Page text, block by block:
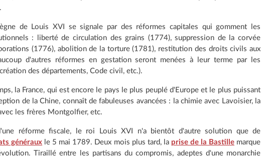
de Louis XVI se signale par des réformes capitales qui gomment les
: liberté de circulation des grains (1774), suppression de la corvée
(1776), abolition de la torture (1781), restitution des droits civils aux
d'autres réformes en gestation seront menées à leur terme par les
des départements, Code civil, etc.).
la France, qui est encore le pays le plus peuplé d'Europe et le plus puissant
de la Chine, connaît de fabuleuses avancées : la chimie avec Lavoisier, la
les frères Montgolfier, etc.
réforme fiscale, le roi Louis XVI n'a bientôt d'autre solution que de
généraux le 5 mai 1789. Deux mois plus tard, la prise de la Bastillemarque
Tiraillé entre les partisans du compromis, adeptes d'une monarchie